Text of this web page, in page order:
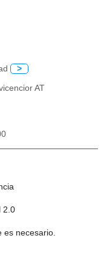
>
AT
2.0
necesario.